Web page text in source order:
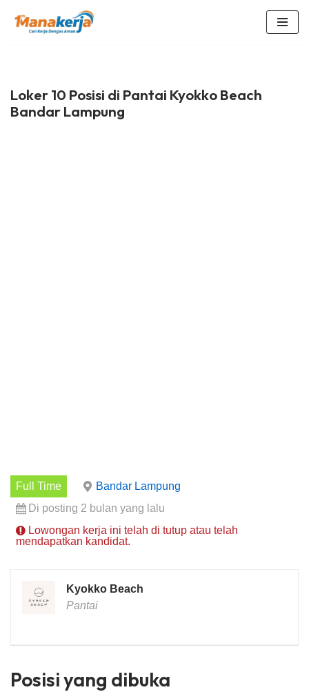
Loker 10 Posisi di Pantai Kyokko Beach
Bandar Lampung
Full Time
Bandar Lampung
Di posting 2 bulan yang lalu
Lowongan kerja ini telah di tutup atau telah
mendapatkan kandidat.
Kyokko Beach
Pantai
Posisi yang dibuka